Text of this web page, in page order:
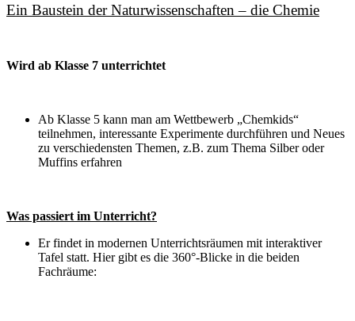
Ein Baustein der Naturwissenschaften – die Chemie
Wird ab Klasse 7 unterrichtet
Ab Klasse 5 kann man am Wettbewerb „Chemkids“
teilnehmen, interessante Experimente durchführen und Neues
zu verschiedensten Themen, z.B. zum Thema Silber oder
Muffins erfahren
Was passiert im Unterricht?
Er findet in modernen Unterrichtsräumen mit interaktiver
Tafel statt. Hier gibt es die 360°-Blicke in die beiden
Fachräume: